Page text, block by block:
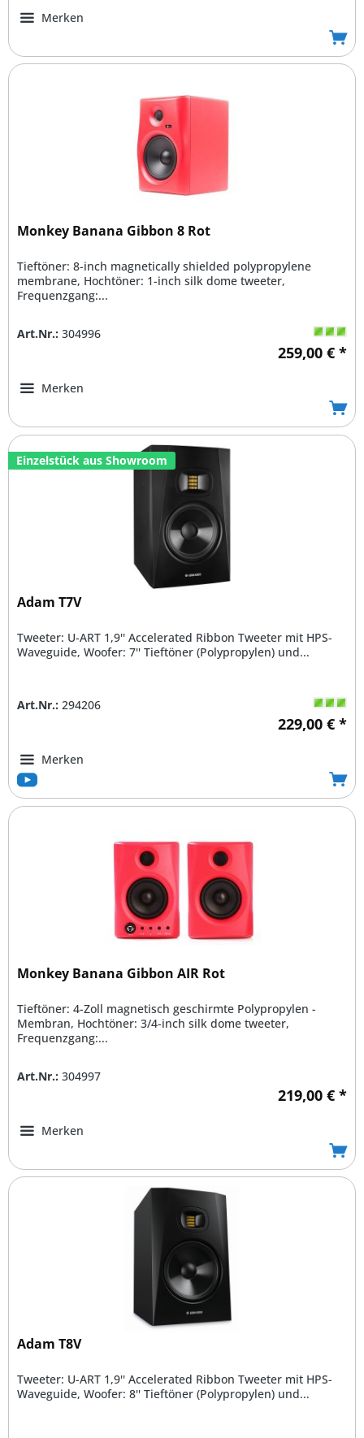
Merken
Monkey Banana Gibbon 8 Rot
Tieftöner: 8-inch magnetically shielded polypropylene
membrane, Hochtöner: 1-inch silk dome tweeter,
Frequenzgang:...
Art.Nr.: 304996
259,00 € *
Merken
Einzelstück aus Showroom
Adam T7V
Tweeter: U-ART 1,9'' Accelerated Ribbon Tweeter mit HPS-
Waveguide, Woofer: 7'' Tieftöner (Polypropylen) und...
Art.Nr.: 294206
229,00 € *
Merken
Monkey Banana Gibbon AIR Rot
Tieftöner: 4-Zoll magnetisch geschirmte Polypropylen -
Membran, Hochtöner: 3/4-inch silk dome tweeter,
Frequenzgang:...
Art.Nr.: 304997
219,00 € *
Merken
Adam T8V
Tweeter: U-ART 1,9'' Accelerated Ribbon Tweeter mit HPS-
Waveguide, Woofer: 8'' Tieftöner (Polypropylen) und...